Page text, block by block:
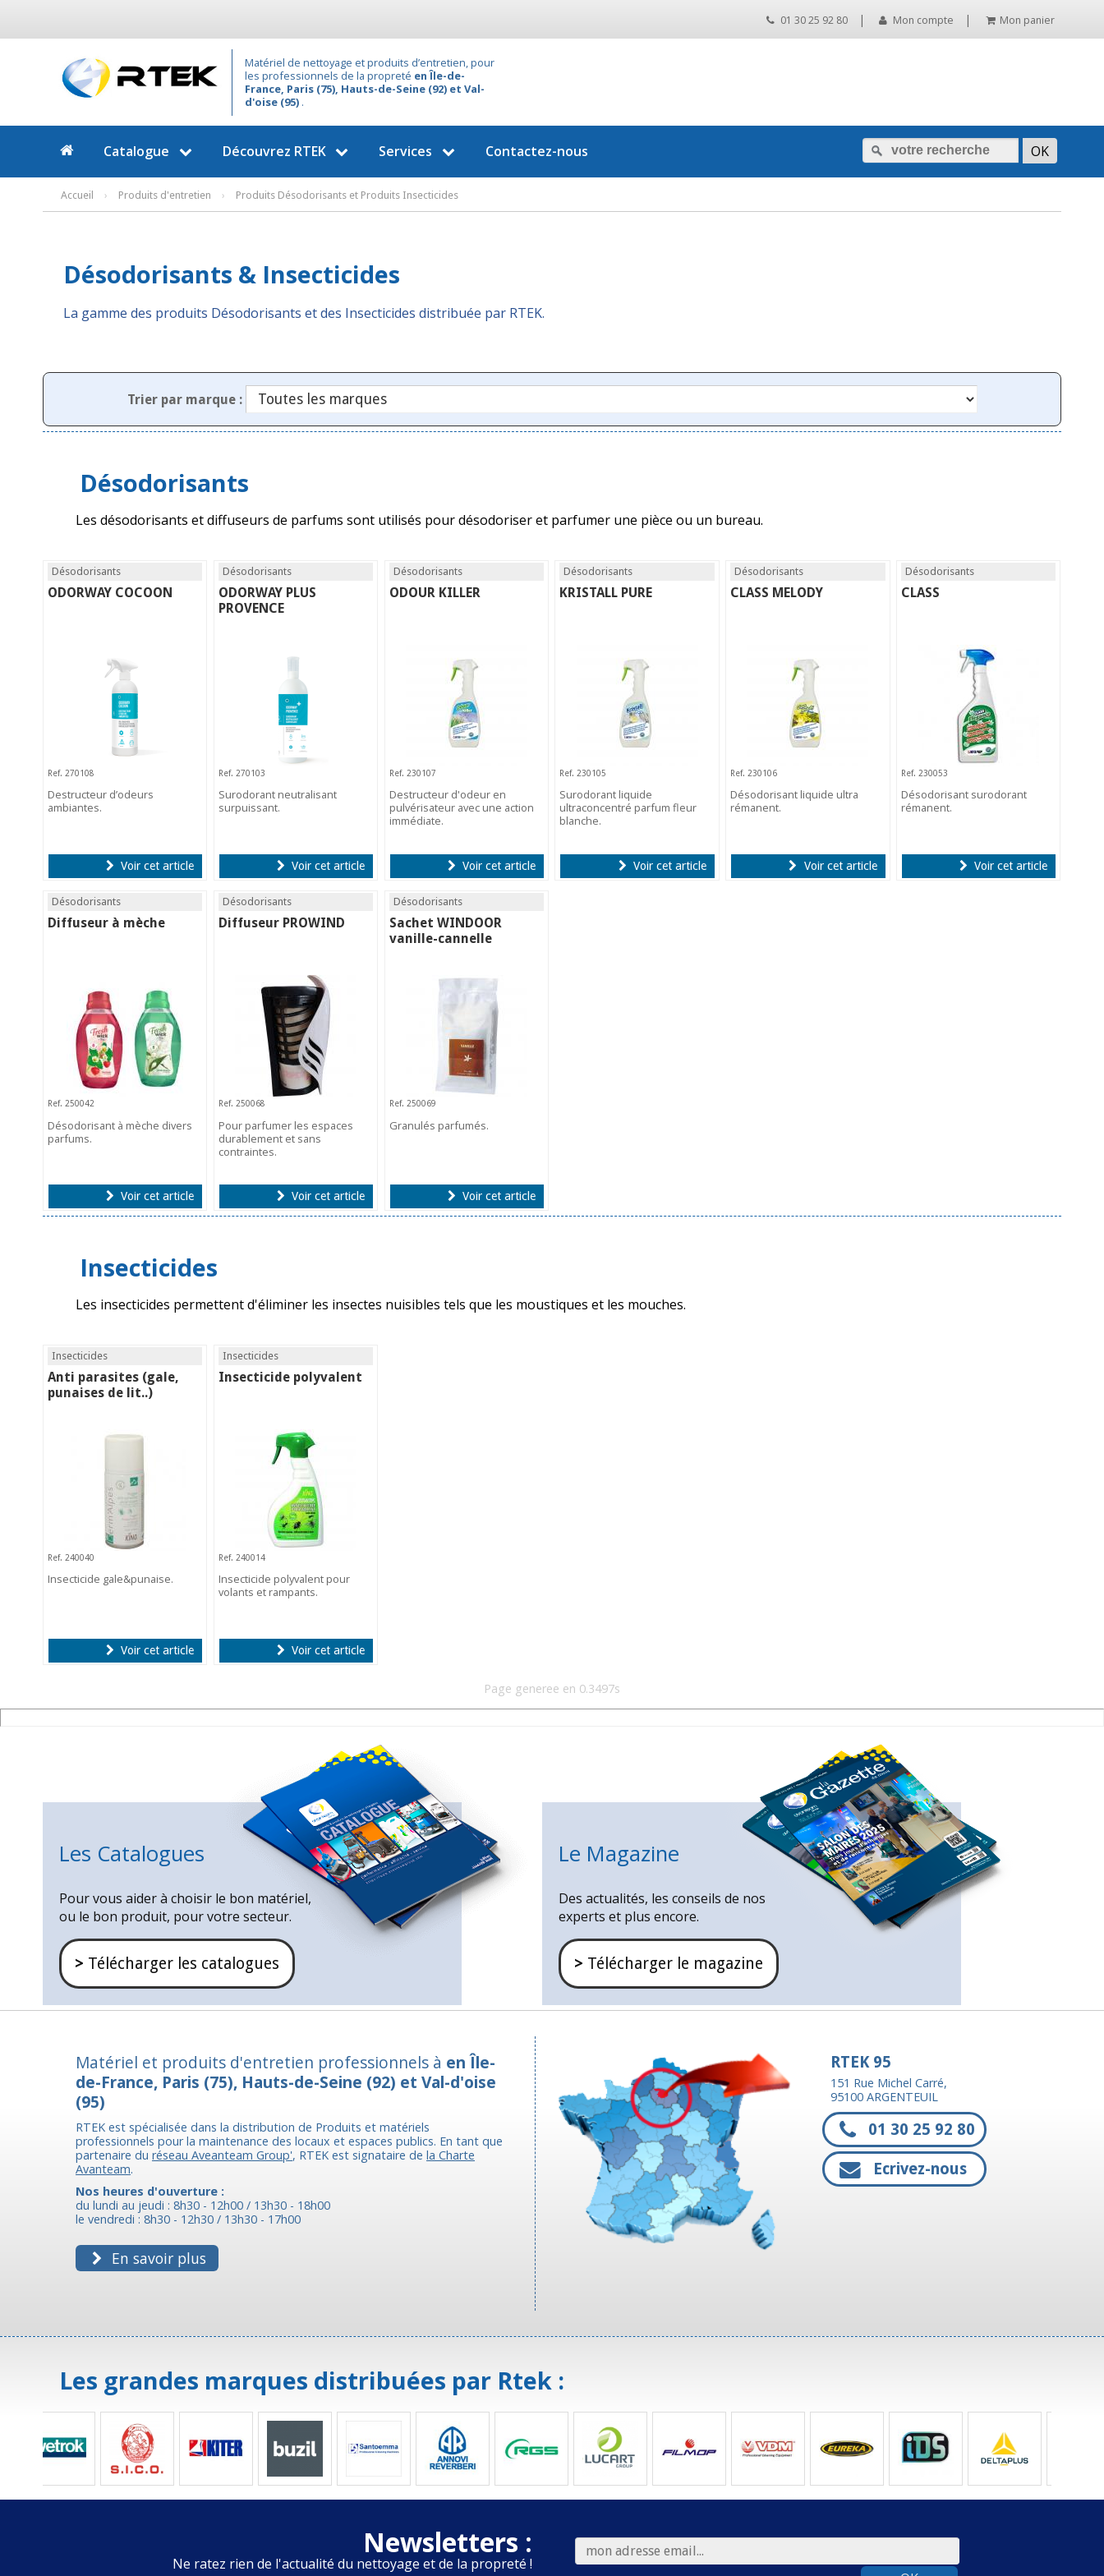
01 30 25 92 80 | Mon compte | Mon panier
Matériel de nettoyage et produits d’entretien, pour
les professionnels de la propreté en Île-de-
France, Paris (75), Hauts-de-Seine (92) et Val-
d'oise (95) .
Catalogue Découvrez RTEK Services Contactez-nous
Accueil › Produits d'entretien › Produits Désodorisants et Produits Insecticides
Désodorisants & Insecticides
La gamme des produits Désodorisants et des Insecticides distribuée par RTEK.
Trier par marque :
Désodorisants
Les désodorisants et diffuseurs de parfums sont utilisés pour désodoriser et parfumer une pièce ou un bureau.
Désodorisants
ODORWAY COCOON
Ref. 270108
Destructeur d’odeurs
ambiantes.
Voir cet article
Désodorisants
ODORWAY PLUS
PROVENCE
Ref. 270103
Surodorant neutralisant
surpuissant.
Voir cet article
Désodorisants
ODOUR KILLER
Ref. 230107
Destructeur d'odeur en
pulvérisateur avec une action
immédiate.
Voir cet article
Désodorisants
KRISTALL PURE
Ref. 230105
Surodorant liquide
ultraconcentré parfum fleur
blanche.
Voir cet article
Désodorisants
CLASS MELODY
Ref. 230106
Désodorisant liquide ultra
rémanent.
Voir cet article
Désodorisants
CLASS
Ref. 230053
Désodorisant surodorant
rémanent.
Voir cet article
Désodorisants
Diffuseur à mèche
Ref. 250042
Désodorisant à mèche divers
parfums.
Voir cet article
Désodorisants
Diffuseur PROWIND
Ref. 250068
Pour parfumer les espaces
durablement et sans
contraintes.
Voir cet article
Désodorisants
Sachet WINDOOR
vanille-cannelle
Ref. 250069
Granulés parfumés.
Voir cet article
Insecticides
Les insecticides permettent d'éliminer les insectes nuisibles tels que les moustiques et les mouches.
Insecticides
Anti parasites (gale,
punaises de lit..)
Ref. 240040
Insecticide gale&punaise.
Voir cet article
Insecticides
Insecticide polyvalent
Ref. 240014
Insecticide polyvalent pour
volants et rampants.
Voir cet article
Page generee en 0.3497s
Les Catalogues
Pour vous aider à choisir le bon matériel,
ou le bon produit, pour votre secteur.
> Télécharger les catalogues
Le Magazine
Des actualités, les conseils de nos
experts et plus encore.
> Télécharger le magazine
Matériel et produits d'entretien professionnels à en Île-
de-France, Paris (75), Hauts-de-Seine (92) et Val-d'oise
(95)
RTEK est spécialisée dans la distribution de Produits et matériels
professionnels pour la maintenance des locaux et espaces publics. En tant que
partenaire du réseau Aveanteam Group', RTEK est signataire de la Charte
Avanteam.
Nos heures d'ouverture :
du lundi au jeudi : 8h30 - 12h00 / 13h30 - 18h00
le vendredi : 8h30 - 12h30 / 13h30 - 17h00
En savoir plus
RTEK 95
151 Rue Michel Carré,
95100 ARGENTEUIL
01 30 25 92 80
Ecrivez-nous
Les grandes marques distribuées par Rtek :
Newsletters :
Ne ratez rien de l'actualité du nettoyage et de la propreté !